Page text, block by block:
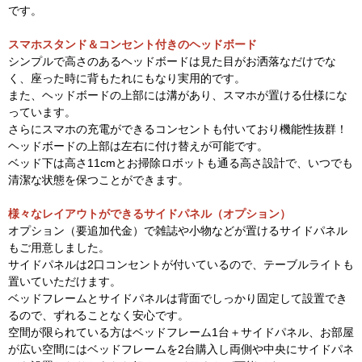
です。
スマホスタンド＆コンセント付きのヘッドボード
シンプルで高さのあるヘッドボードは見た目がお洒落なだけでな
く、座った時に背もたれにもなり実用的です。
また、ヘッドボードの上部には溝があり、スマホが置ける仕様にな
っています。
さらにスマホの充電ができるコンセントも付いており機能性抜群！
ヘッドボードの上部は左右に付け替えが可能です。
ベッド下は高さ11cmとお掃除ロボットも通る高さ設計で、いつでも
清潔な状態を保つことができます。
様々なレイアウトができるサイドパネル（オプション）
オプション（要追加代金）で雑誌や小物などが置けるサイドパネル
もご用意しました。
サイドパネルは2口コンセントが付いているので、テーブルライトも
置いていただけます。
ベッドフレームとサイドパネルは背面でしっかり固定して設置でき
るので、ずれることなく安心です。
空間が限られている方はベッドフレーム1台＋サイドパネル、お部屋
が広い空間にはベッドフレームを2台購入し両側や中央にサイドパネ